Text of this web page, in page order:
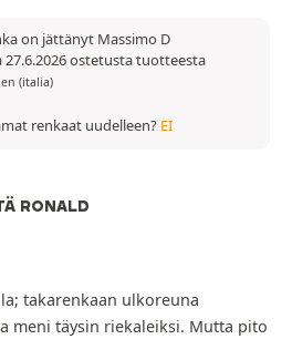
on jättänyt Massimo D
ostetusta tuotteesta
(italia)
renkaat uudelleen? EI
RONALD
takarenkaan ulkoreuna
meni täysin riekaleiksi. Mutta pito